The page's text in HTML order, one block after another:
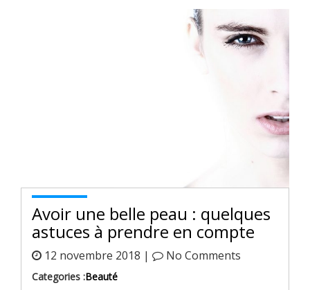
Avoir une belle peau : quelques
astuces à prendre en compte
12 novembre 2018 | No Comments
Categories :Beauté